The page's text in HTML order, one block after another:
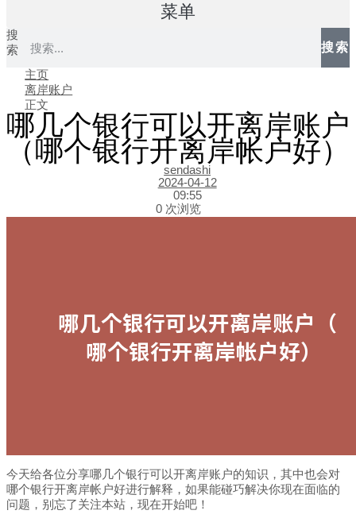
菜单
搜
索
搜索
主页
离岸账户
正文
哪几个银行可以开离岸账户
（哪个银行开离岸帐户好）
sendashi
2024-04-12
09:55
0 次浏览
今天给各位分享哪几个银行可以开离岸账户的知识，其中也会对
哪个银行开离岸帐户好进行解释，如果能碰巧解决你现在面临的
问题，别忘了关注本站，现在开始吧！